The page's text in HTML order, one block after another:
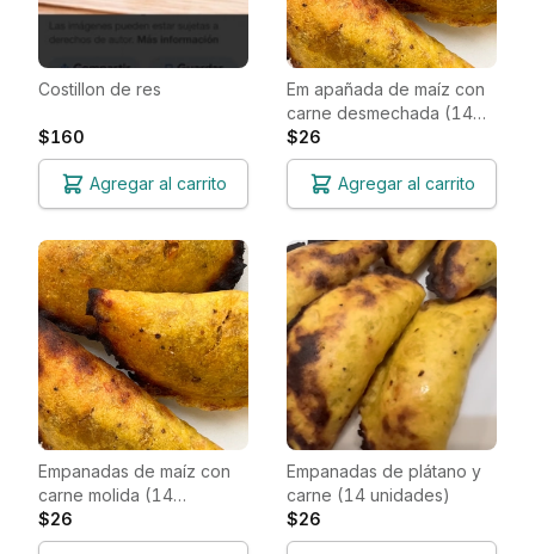
Costillon de res
$160
Agregar al carrito
Em apañada de maíz con
carne desmechada (14
unidades)
$26
Agregar al carrito
Empanadas de maíz con
carne molida (14
unidades)
$26
Empanadas de plátano y
carne (14 unidades)
$26